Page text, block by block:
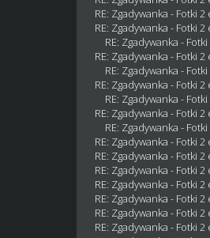
RE: Zgadywanka - Fotki 2
RE: Zgadywanka - Fotki 2
RE: Zgadywanka -
RE: Zgadywanka - Fotki 2
RE: Zgadywanka -
RE: Zgadywanka - Fotki 2
RE: Zgadywanka -
RE: Zgadywanka - Fotki 2
RE: Zgadywanka -
RE: Zgadywanka - Fotki 2
RE: Zgadywanka - Fotki 2
RE: Zgadywanka - Fotki 2
RE: Zgadywanka - Fotki 2
RE: Zgadywanka - Fotki 2
RE: Zgadywanka - Fotki 2
RE: Zgadywanka - Fotki 2